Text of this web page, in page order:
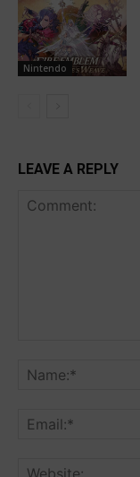
Nintendo
LEAVE A REPLY